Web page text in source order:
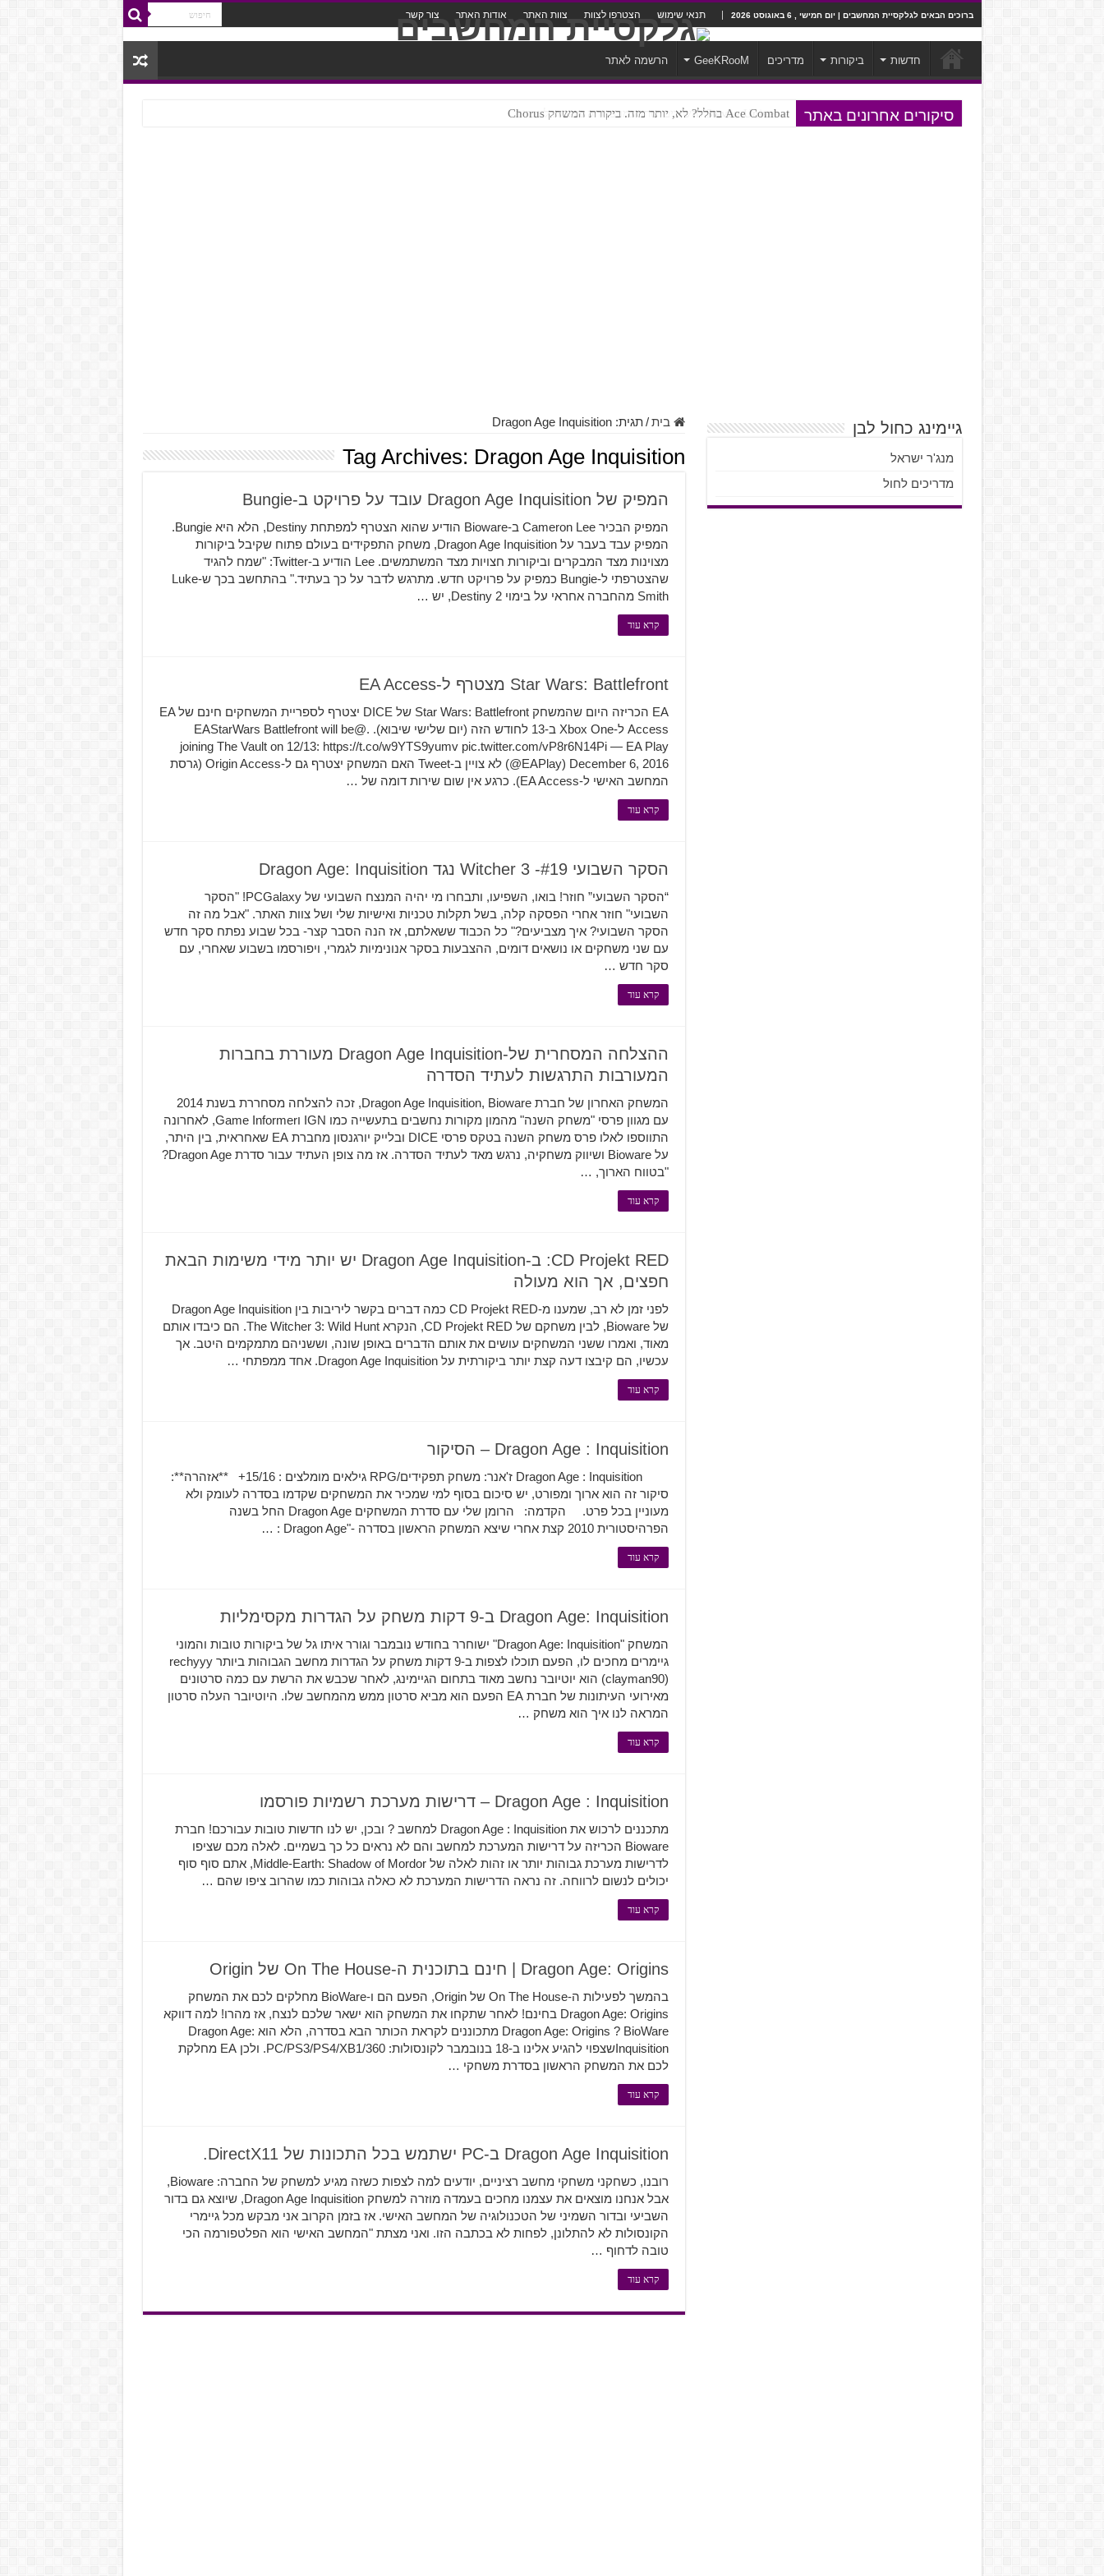
ברוכים הבאים לגלקסיית המחשבים | יום חמישי , 6 באוגוסט 2026 תנאי שימוש הצטרפו לצוות צוות האתר אודות האתר צור קשר
חדשות ביקורות מדריכים GeeKRooM הרשמה לאתר
סיקורים אחרונים באתר Ace Combat בחלל? לא, יותר מזה. ביקורת המשחק Chorus
Steven Universe והשירים שתורגמו בצורה נוראית לעברית
בית / תגית:Dragon Age Inquisition
Tag Archives: Dragon Age Inquisition
המפיק של Dragon Age Inquisition עובד על פרויקט ב-Bungie
המפיק הבכיר Cameron Lee ב-Bioware הודיע שהוא הצטרף למפתחת Destiny, הלא היא Bungie.
המפיק עבד בעבר על Dragon Age Inquisition, משחק התפקידים בעולם פתוח שקיבל ביקורות
מצוינות מצד המבקרים וביקורות חצויות מצד המשתמשים. Lee הודיע ב-Twitter: "שמח להגיד
שהצטרפתי ל-Bungie כמפיק על פרויקט חדש. מתרגש לדבר על כך בעתיד." בהתחשב בכך ש-Luke
Smith מהחברה אחראי על בימוי Destiny 2, יש …
קרא עוד
Star Wars: Battlefront מצטרף ל-EA Access
EA הכריזה היום שהמשחק Star Wars: Battlefront של DICE יצטרף לספריית המשחקים חינם של EA
Access ל-Xbox One ב-13 לחודש הזה (יום שלישי שיבוא). .@EAStarWars Battlefront will be
joining The Vault on 12/13: https://t.co/w9YTS9yumv pic.twitter.com/vP8r6N14Pi — EA Play
(@EAPlay) December 6, 2016 לא צויין ב-Tweet האם המשחק יצטרף גם ל-Origin Access (גרסת
המחשב האישי ל-EA Access). כרגע אין שום שירות דומה של …
קרא עוד
הסקר השבועי #19- Witcher 3 נגד Dragon Age: Inquisition
“הסקר השבועי” חוזר! בואו, השפיעו, ותבחרו מי יהיה המנצח השבועי של PCGalaxy! "הסקר
השבועי" חוזר אחרי הפסקה קלה, בשל תקלות טכניות ואישיות שלי ושל צוות האתר. "אבל מה זה
הסקר השבועי? איך מצביעים?" כל הכבוד ששאלתם, אז הנה הסבר קצר- בכל שבוע נפתח סקר חדש
עם שני משחקים או נושאים דומים, ההצבעות בסקר אנונימיות לגמרי, ויפורסמו בשבוע שאחרי, עם
סקר חדש …
קרא עוד
ההצלחה המסחרית של-Dragon Age Inquisition מעוררת בחברות
המעורבות התרגשות לעתיד הסדרה
המשחק האחרון של חברת Dragon Age Inquisition, Bioware, זכה להצלחה מסחררת בשנת 2014
עם מגוון פרסי "משחק השנה" מהמון מקורות נחשבים בתעשייה כמו IGN וGame Informer, לאחרונה
התווספו לאלו פרס משחק השנה בטקס פרסי DICE ובלייק יורגנסון מחברת EA שאחראית, בין היתר,
על Bioware ושיווק משחקיה, נרגש מאד לעתיד הסדרה. אז מה צופן העתיד עבור סדרת Dragon Age?
"בטווח הארוך, …
קרא עוד
CD Projekt RED: ב-Dragon Age Inquisition יש יותר מידי משימות הבאת
חפצים, אך הוא מעולה
לפני זמן לא רב, שמענו מ-CD Projekt RED כמה דברים בקשר ליריבות בין Dragon Age Inquisition
של Bioware, לבין משחקם של CD Projekt RED, הנקרא The Witcher 3: Wild Hunt. הם כיבדו אותם
מאוד, ואמרו ששני המשחקים עושים את אותם הדברים באופן שונה, וששניהם מתמקמים היטב. אך
עכשיו, הם קיבצו דעה קצת יותר ביקורתית על Dragon Age Inquisition. אחד ממפתחי …
קרא עוד
Dragon Age : Inquisition – הסיקור
Dragon Age : Inquisition ז'אנר: משחק תפקידים/RPG גילאים מומלצים : 15/16+ **אזהרה**:
סיקור זה הוא ארוך ומפורט, יש סיכום בסוף למי שמכיר את המשחקים שקדמו בסדרה לעומק ולא
מעוניין בכל פרט. הקדמה: הרומן שלי עם סדרת המשחקים Dragon Age החל בשנה
הפרהיסטורית 2010 קצת אחרי שיצא המשחק הראשון בסדרה -"Dragon Age : …
קרא עוד
Dragon Age: Inquisition ב-9 דקות משחק על הגדרות מקסימליות
המשחק "Dragon Age: Inquisition" ישוחרר בחודש נובמבר וגורר איתו גל של ביקורות טובות והמוני
גיימרים מחכים לו, הפעם תוכלו לצפות ב-9 דקות משחק על הגדרות מחשב הגבוהות ביותר rechyyy
(clayman90) הוא יוטיובר נחשב מאוד בתחום הגיימינג, לאחר שכבש את הרשת עם כמה סרטונים
מאירועי העיתונות של חברת EA הפעם הוא מביא סרטון ממש מהמחשב שלו. היוטיובר העלה סרטון
המראה לנו איך הוא משחק …
קרא עוד
Dragon Age : Inquisition – דרישות מערכת רשמיות פורסמו
מתכננים לרכוש את Dragon Age : Inquisition למחשב ? ובכן, יש לנו חדשות טובות עבורכם! חברת
Bioware הכריזה על דרישות המערכת למחשב והם לא נראים כל כך בשמיים. לאלה מכם שציפו
לדרישות מערכת גבוהות יותר או זהות לאלה של Middle-Earth: Shadow of Mordor, אתם סוף סוף
יכולים לנשום לרווחה. זה נראה הדרישות המערכת לא כאלה גבוהות כמו שהרוב ציפו שהם …
קרא עוד
Dragon Age: Origins | חינם בתוכנית ה-On The House של Origin
בהמשך לפעילות ה-On The House של Origin, הפעם הם ו-BioWare מחלקים לכם את המשחק
Dragon Age: Origins בחינם! לאחר שתקחו את המשחק הוא ישאר שלכם לנצח, אז מהרו! למה דווקא
Dragon Age: Origins ? BioWare מתכוננים לקראת הכותר הבא בסדרה, הלא הוא Dragon Age:
Inquisitionשצפוי להגיע אלינו ב-18 בנובמבר לקונסולות: PC/PS3/PS4/XB1/360. ולכן EA מחלקת
לכם את המשחק הראשון בסדרת משחקי …
קרא עוד
Dragon Age Inquisition ב-PC ישתמש בכל התכונות של DirectX11.
רובנו, כשחקני משחקי מחשב רציניים, יודעים למה לצפות כשזה מגיע למשחק של החברה: Bioware,
אבל אנחנו מוצאים את עצמנו מחכים בעמדה מוזרה למשחק Dragon Age Inquisition, שיוצא גם בדור
השביעי ובדור השמיני של הטכנולוגיה של המחשב האישי. אז בזמן הקרוב אני מבקש מכל גיימרי
הקונסולות לא להתלונן, לפחות לא בכתבה הזו. ואני מצתת "המחשב האישי הוא הפלטפורמה הכי
טובה לדחוף …
קרא עוד
גיימינג כחול לבן
מנג'ר ישראל
מדריכים לחול